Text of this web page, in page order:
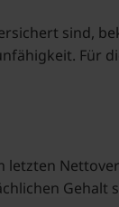
sind,
Für